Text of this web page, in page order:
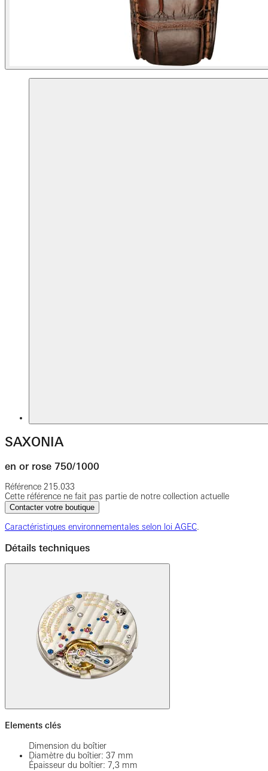
SAXONIA
en or rose 750/1000
Référence 215.033
Cette référence ne fait pas partie de notre collection actuelle
Contacter votre boutique
Caractéristiques environnementales selon loi AGEC.
Détails techniques
Elements clés
Dimension du boîtier
Diamètre du boîtier: 37 mm
Épaisseur du boîtier: 7,3 mm